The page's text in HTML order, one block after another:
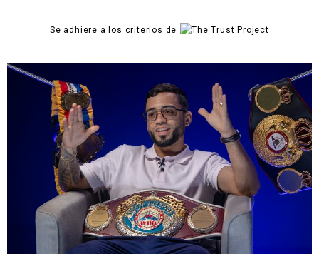
Se adhiere a los criterios de